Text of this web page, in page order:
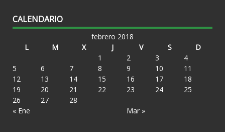
CALENDARIO
febrero 2018
L
M X J V S D
« Ene Mar »
1 2 3
4
5
6 7 8 9 10
11
12
13 14 15 16 17
18
19
20 21 22 23 24
25
26
27 28